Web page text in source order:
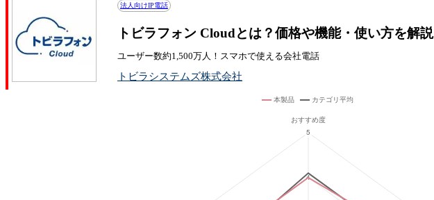
法人向けIP電話
トビラフォン Cloudとは？価格や機能・使い方を解説
ユーザー数約1,500万人！スマホで使える会社電話
トビラシステムズ株式会社